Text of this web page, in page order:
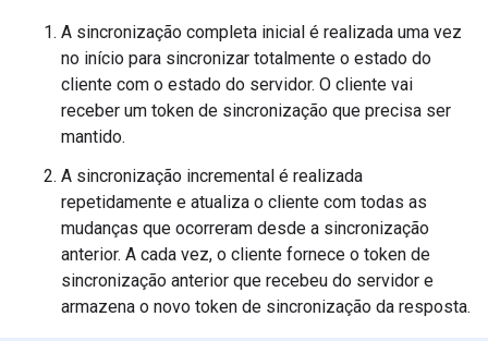
A sincronização completa inicial é realizada uma vez
no início para sincronizar totalmente o estado do
cliente com o estado do servidor. O cliente vai
receber um token de sincronização que precisa ser
mantido.
A sincronização incremental é realizada
repetidamente e atualiza o cliente com todas as
mudanças que ocorreram desde a sincronização
anterior. A cada vez, o cliente fornece o token de
sincronização anterior que recebeu do servidor e
armazena o novo token de sincronização da resposta.